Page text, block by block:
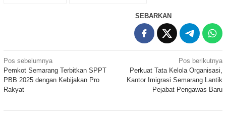
SEBARKAN
Navigasi
pos
Pos sebelumnya
Pemkot Semarang Terbitkan SPPT
PBB 2025 dengan Kebijakan Pro
Rakyat
Pos berikutnya
Perkuat Tata Kelola Organisasi,
Kantor Imigrasi Semarang Lantik
Pejabat Pengawas Baru